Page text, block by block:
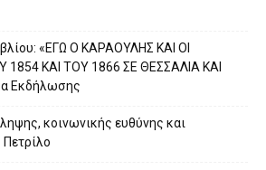
«ΕΓΩ Ο ΚΑΡΑΟΥΛΗΣ ΚΑΙ ΟΙ
ΚΑΙ ΤΟΥ 1866 ΣΕ ΘΕΣΣΑΛΙΑ ΚΑΙ
Εκδήλωσης
κοινωνικής ευθύνης και